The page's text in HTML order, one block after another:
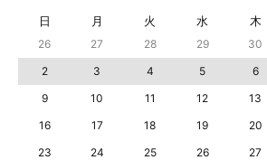
日 月 火 水 木
26 27 28 29 30
2
3 4 5 6
9
10 11 12 13
16
17 18 19 20
23
24 25 26 27